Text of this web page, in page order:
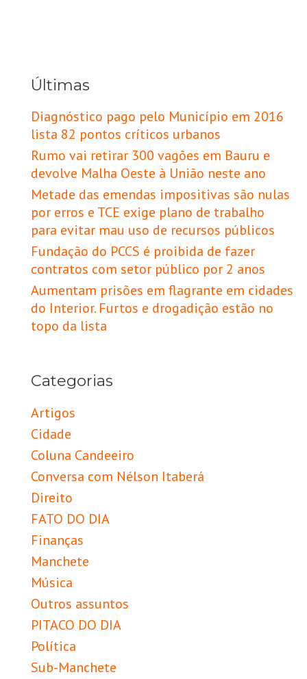
Últimas
Diagnóstico pago pelo Município em 2016
lista 82 pontos críticos urbanos
Rumo vai retirar 300 vagões em Bauru e
devolve Malha Oeste à União neste ano
Metade das emendas impositivas são nulas
por erros e TCE exige plano de trabalho
para evitar mau uso de recursos públicos
Fundação do PCCS é proibida de fazer
contratos com setor público por 2 anos
Aumentam prisões em flagrante em cidades
do Interior. Furtos e drogadição estão no
topo da lista
Categorias
Artigos
Cidade
Coluna Candeeiro
Conversa com Nélson Itaberá
Direito
FATO DO DIA
Finanças
Manchete
Música
Outros assuntos
PITACO DO DIA
Política
Sub-Manchete